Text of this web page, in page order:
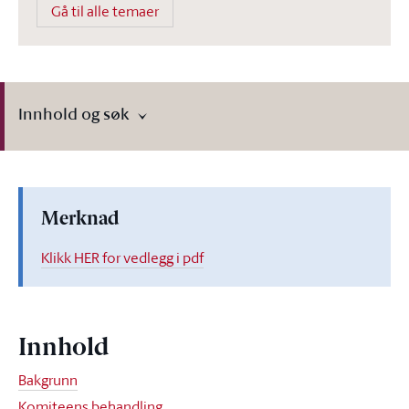
Gå til alle temaer
Innhold og søk
Merknad
Klikk HER for vedlegg i pdf
Innhold
Bakgrunn